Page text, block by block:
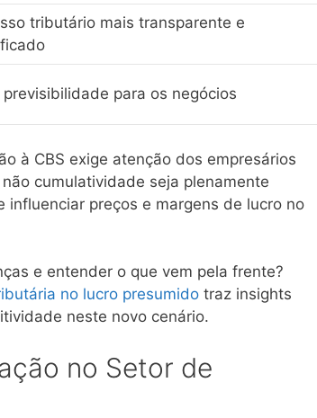
tributário mais transparente e
previsibilidade para os negócios
à CBS exige atenção dos empresários
cumulatividade seja plenamente
preços e margens de lucro no
e entender o que vem pela frente?
no lucro presumido traz insights
neste novo cenário.
no Setor de